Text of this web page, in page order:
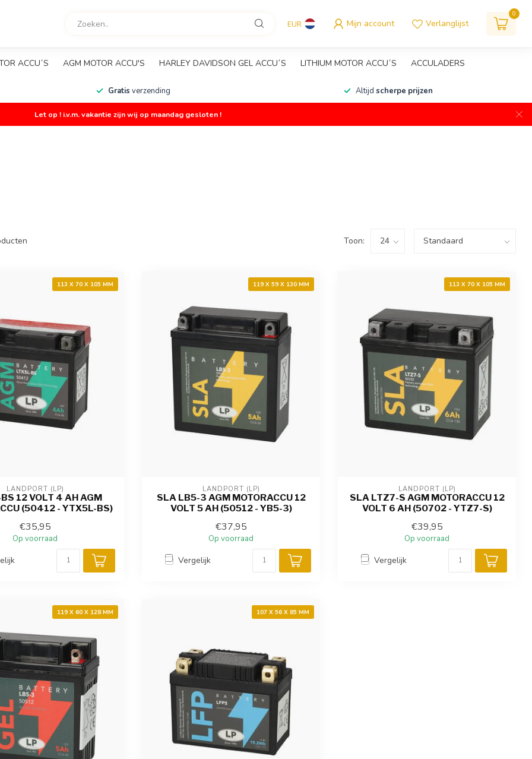
EUR Mijn account Verlanglijst
0
ACCU´S AGM MOTOR ACCU'S HARLEY DAVIDSON GEL ACCU´S LITHIUM MOTOR ACCU´S ACCULADERS
Gratis verzending Altijd scherpe prijzen
Let op ! i.v.m. vakantie zijn wij op maandag gesloten !
Toon:
113 X 70 X 105 MM
LANDPORT (LP)
12 VOLT 4 AH AGM
(50412 - YTX5L-BS)
€35,95
Op voorraad
119 X 59 X 130 MM
LANDPORT (LP)
SLA LB5-3 AGM MOTORACCU 12
VOLT 5 AH (50512 - YB5-3)
€37,95
Op voorraad
Vergelijk
113 X 70 X 105 MM
LANDPORT (LP)
SLA LTZ7-S AGM MOTORACCU 12
VOLT 6 AH (50702 - YTZ7-S)
€39,95
Op voorraad
Vergelijk
119 X 60 X 128 MM 107 X 56 X 85 MM